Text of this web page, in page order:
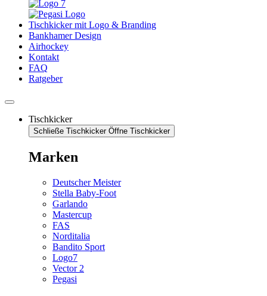
Tischkicker mit Logo & Branding
Bankhamer Design
Airhockey
Kontakt
FAQ
Ratgeber
Tischkicker
Schließe Tischkicker Öffne Tischkicker
Marken
Deutscher Meister
Stella Baby-Foot
Garlando
Mastercup
FAS
Norditalia
Bandito Sport
Logo7
Vector 2
Pegasi